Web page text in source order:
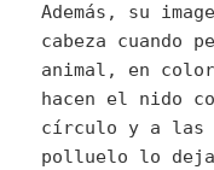
Además, su
cabeza cuando
animal, en
hacen el nido
círculo y a las
polluelo lo